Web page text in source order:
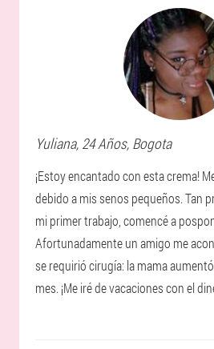
Yuliana, 24 Años, Bogota
¡Estoy encantado con esta crema!
debido a mis senos pequeños. Tan
mi primer trabajo, comencé a
Afortunadamente un amigo me
se requirió cirugía: la mama
mes. ¡Me iré de vacaciones con el